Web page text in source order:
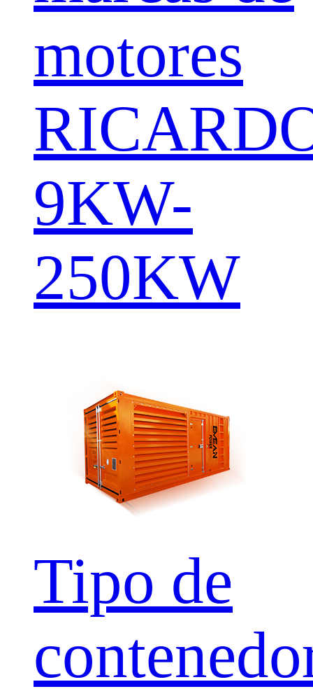
motores
9KW-
250KW
Tipo de